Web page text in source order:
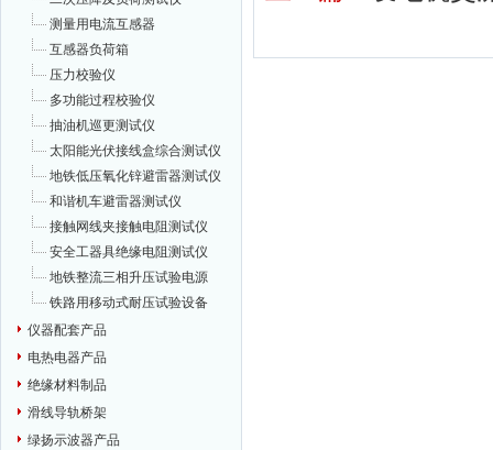
测量用电流互感器
互感器负荷箱
压力校验仪
多功能过程校验仪
抽油机巡更测试仪
太阳能光伏接线盒综合测试仪
地铁低压氧化锌避雷器测试仪
和谐机车避雷器测试仪
接触网线夹接触电阻测试仪
安全工器具绝缘电阻测试仪
地铁整流三相升压试验电源
铁路用移动式耐压试验设备
仪器配套产品
电热电器产品
绝缘材料制品
滑线导轨桥架
绿扬示波器产品